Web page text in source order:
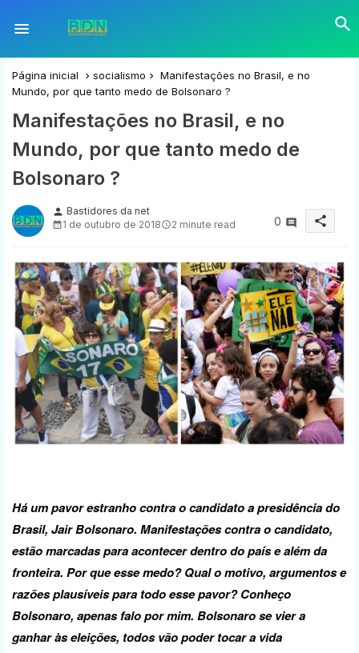
Página inicial socialismo
Manifestações no Brasil, e no
Mundo, por que tanto medo de Bolsonaro ?
Manifestações no Brasil, e no
Mundo, por que tanto medo de
Bolsonaro ?
person Bastidores da net
1 de outubro de 2018
2 minute read 0 share
Há um pavor estranho contra o candidato a presidência do
Brasil, Jair Bolsonaro. Manifestações contra o candidato,
estão marcadas para acontecer dentro do país e além da
fronteira. Por que esse medo? Qual o motivo, argumentos e
razões plausíveis para todo esse pavor? Conheço
Bolsonaro, apenas falo por mim. Bolsonaro se vier a
ganhar às eleições, todos vão poder tocar a vida